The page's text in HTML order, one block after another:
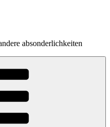
absonderlichkeiten